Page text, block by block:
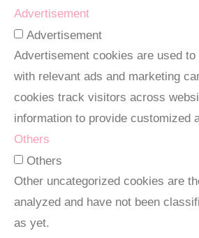
Advertisement
Advertisement
Advertisement cookies are used
with relevant ads and marketing
cookies track visitors across
information to provide customized
Others
Others
Other uncategorized cookies are
analyzed and have not been
as yet.